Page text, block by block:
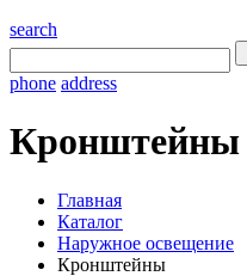
search
phone address
Кронштейны
Главная
Каталог
Наружное освещение
Кронштейны